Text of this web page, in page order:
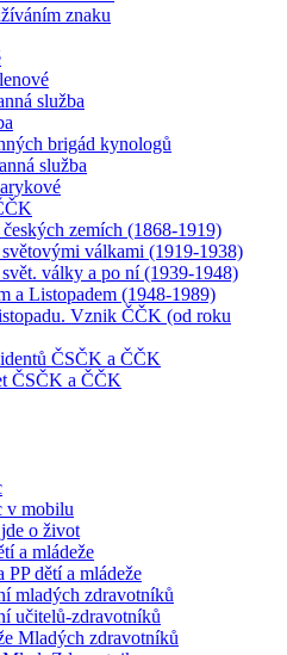
znaku
služba
brigád kynologů
služba
zemích (1868-1919)
válkami (1919-1938)
války a po ní (1939-1948)
a Listopadem (1948-1989)
Vznik ČČK (od roku
ČSČK a ČČK
ČSČK a ČČK
v mobilu
o život
a mládeže
PP dětí a mládeže
mladých zdravotníků
učitelů-zdravotníků
Mladých zdravotníků